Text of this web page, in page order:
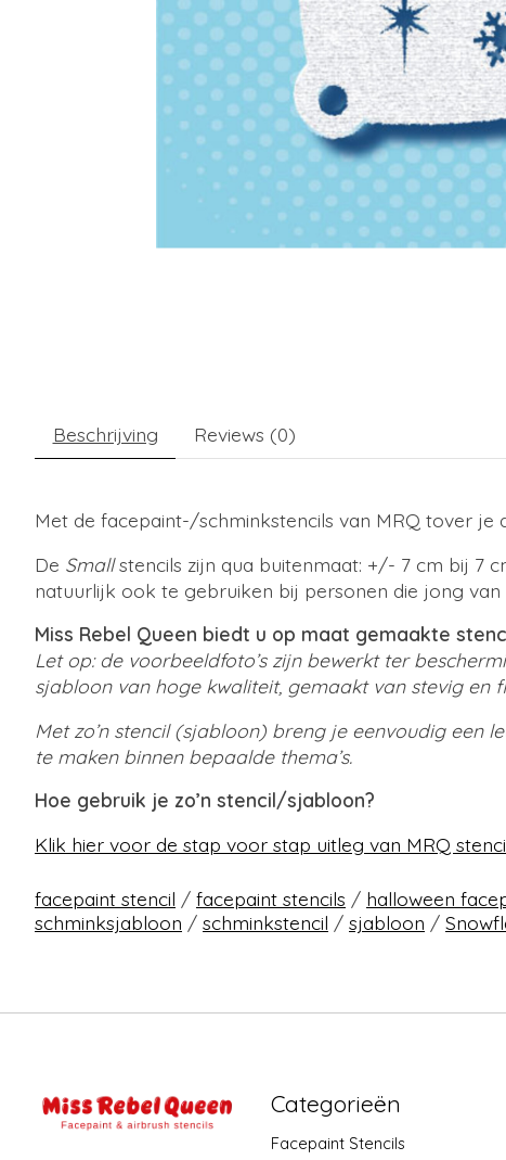
Beschrijving Reviews (0)
Met de facepaint-/schminkstencils van MRQ tover
De Smallstencils zijn qua buitenmaat: +/- 7 cm bij 7
natuurlijk ook te gebruiken bij personen die jong van
Miss Rebel Queen biedt u op maat gemaakte
Let op: de voorbeeldfoto’s zijn bewerkt ter
sjabloon van hoge kwaliteit, gemaakt van stevig en
Met zo’n stencil (sjabloon) breng je eenvoudig
te maken binnen bepaalde thema’s.
Hoe gebruik je zo’n stencil/sjabloon?
Klik hier voor de stap voor stap uitleg van MRQ
facepaint stencil / facepaint stencils / halloween
schminksjabloon / schminkstencil / sjabloon /
Categorieën
Facepaint Stencils